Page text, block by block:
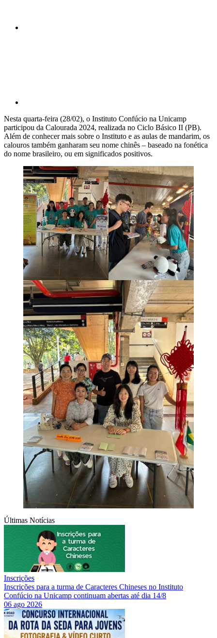
Nesta quarta-feira (28/02), o Instituto Confúcio na Unicamp
participou da Calourada 2024, realizada no Ciclo Básico II (PB).
Além de conhecer mais sobre o Instituto e as aulas de mandarim, os
calouros também ganharam seu nome chinês – baseado na fonética
do nome brasileiro, ou em significados positivos.
Últimas Notícias
Inscrições
Inscrições para a turma de Caracteres Chineses no Instituto
Confúcio na Unicamp continuam abertas até dia 14/8
06 ago 2026